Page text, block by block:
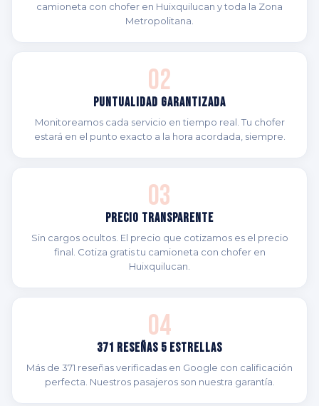
camioneta con chofer en Huixquilucan y toda la Zona
Metropolitana.
02
Puntualidad Garantizada
Monitoreamos cada servicio en tiempo real. Tu chofer
estará en el punto exacto a la hora acordada, siempre.
03
Precio Transparente
Sin cargos ocultos. El precio que cotizamos es el precio
final. Cotiza gratis tu camioneta con chofer en
Huixquilucan.
04
371 Reseñas 5 Estrellas
Más de 371 reseñas verificadas en Google con calificación
perfecta. Nuestros pasajeros son nuestra garantía.